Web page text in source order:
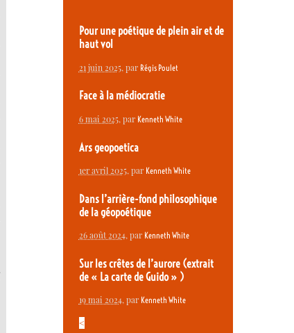
Pour une poétique de plein air et de
haut vol
21 juin 2025, par Régis Poulet
Face à la médiocratie
6 mai 2025, par Kenneth White
Ars geopoetica
1er avril 2025, par Kenneth White
Dans l’arrière-fond philosophique
de la géopoétique
26 août 2024, par Kenneth White
Sur les crêtes de l’aurore (extrait
de « La carte de Guido » )
19 mai 2024, par Kenneth White
<